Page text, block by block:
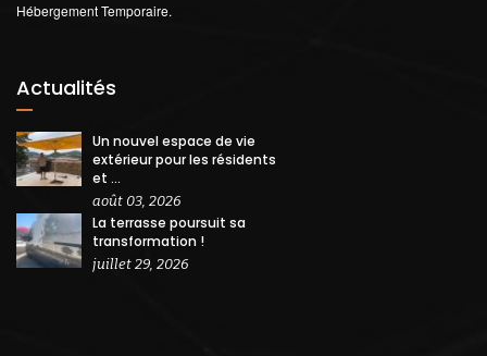
Hébergement Temporaire.
Actualités
Un nouvel espace de vie
extérieur pour les résidents
et ...
août 03, 2026
La terrasse poursuit sa
transformation !
juillet 29, 2026